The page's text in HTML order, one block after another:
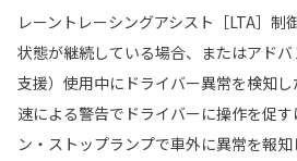
レーントレーシングアシスト［LTA］制
状態が継続している場合、またはアド
支援）使用中にドライバー異常を検知
速による警告でドライバーに操作を促
ン・ストップランプで車外に異常を報